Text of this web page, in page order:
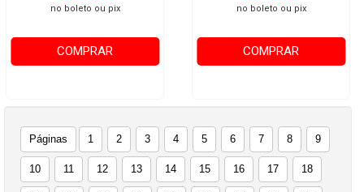
no boleto ou pix
COMPRAR
no boleto ou pix
COMPRAR
Páginas 1 2 3 4 5 6 7 8 9
10 11 12 13 14 15 16 17 18